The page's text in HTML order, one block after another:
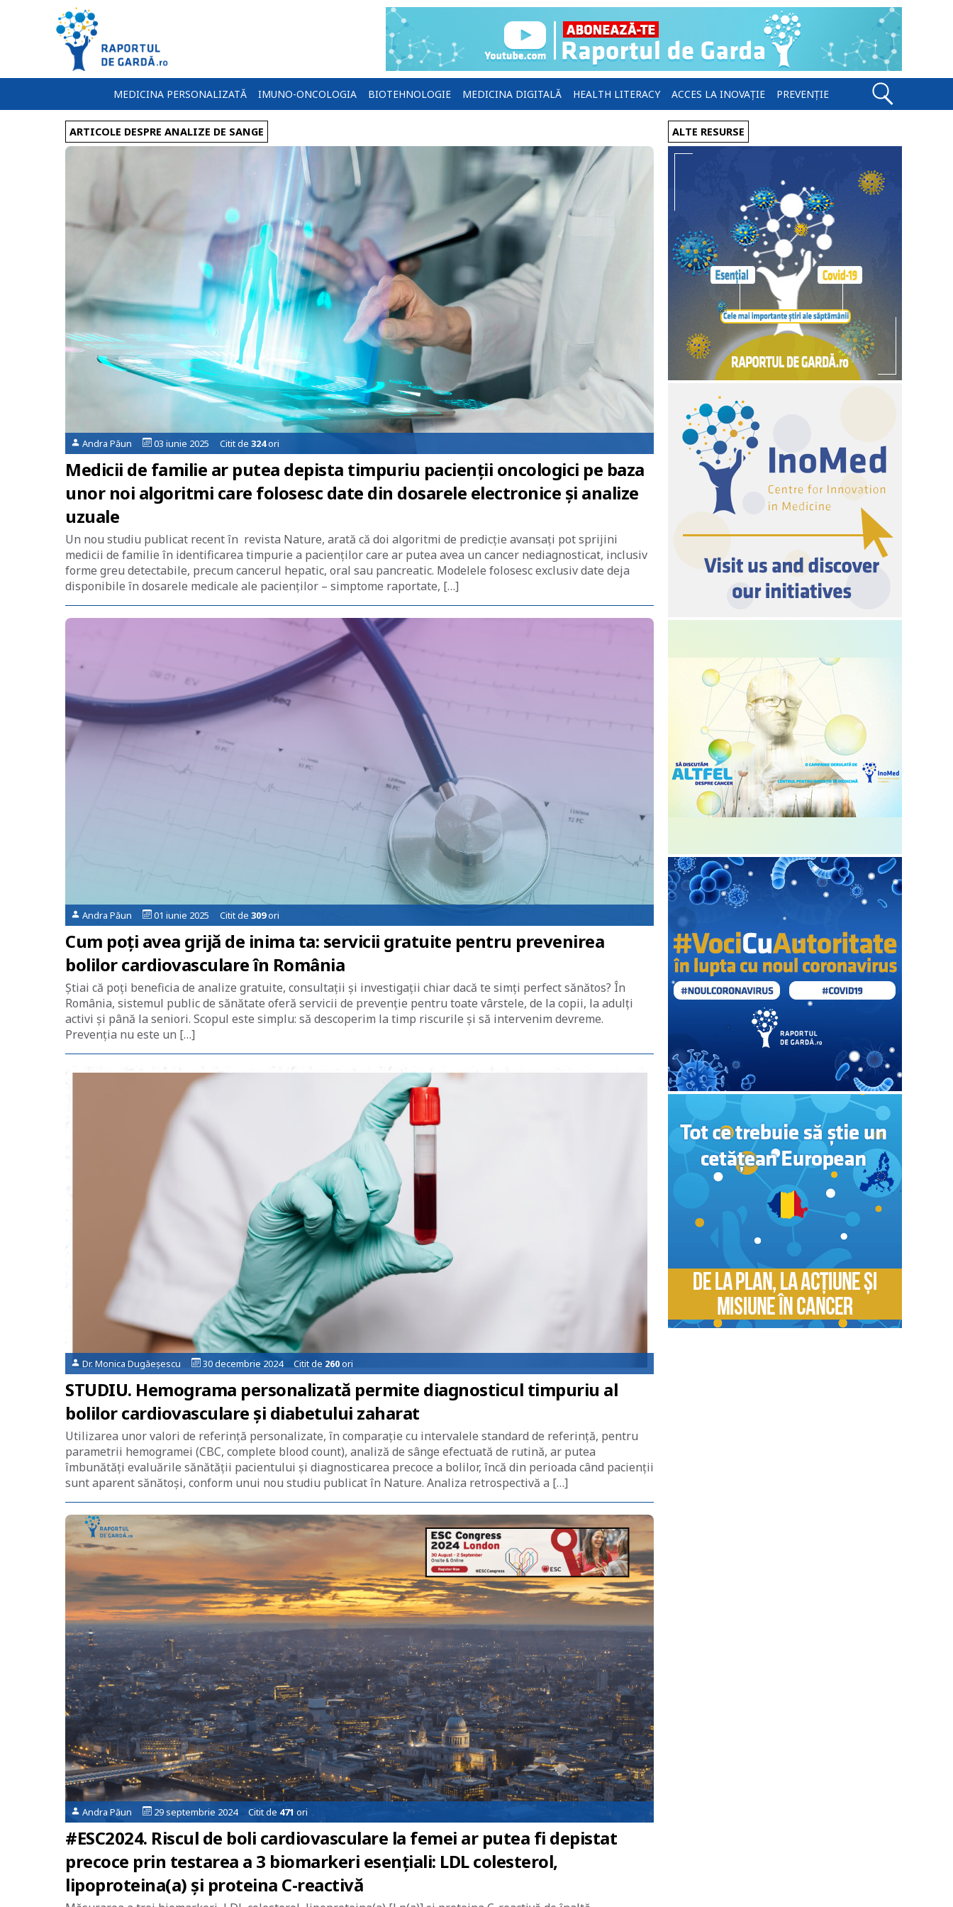
MEDICINA PERSONALIZATĂ IMUNO-ONCOLOGIA BIOTEHNOLOGIE MEDICINA DIGITALĂ HEALTH LITERACY ACCES LA INOVAȚIE PREVENȚIE
ARTICOLE DESPRE ANALIZE DE SANGE
Andra Păun 03 iunie 2025 Citit de 324ori
Medicii de familie ar putea depista timpuriu pacienții oncologici pe baza
unor noi algoritmi care folosesc date din dosarele electronice și analize
uzuale
Un nou studiu publicat recent în revista Nature, arată că doi algoritmi de predicție avansați pot sprijini
medicii de familie în identificarea timpurie a pacienților care ar putea avea un cancer nediagnosticat, inclusiv
forme greu detectabile, precum cancerul hepatic, oral sau pancreatic. Modelele folosesc exclusiv date deja
disponibile în dosarele medicale ale pacienților – simptome raportate, […]
Andra Păun 01 iunie 2025 Citit de 309ori
Cum poți avea grijă de inima ta: servicii gratuite pentru prevenirea
bolilor cardiovasculare în România
Știai că poți beneficia de analize gratuite, consultații și investigații chiar dacă te simți perfect sănătos? În
România, sistemul public de sănătate oferă servicii de prevenție pentru toate vârstele, de la copii, la adulți
activi și până la seniori. Scopul este simplu: să descoperim la timp riscurile și să intervenim devreme.
Prevenția nu este un […]
Dr. Monica Dugăeșescu 30 decembrie 2024 Citit de 260ori
STUDIU. Hemograma personalizată permite diagnosticul timpuriu al
bolilor cardiovasculare și diabetului zaharat
Utilizarea unor valori de referință personalizate, în comparaţie cu intervalele standard de referinţă, pentru
parametrii hemogramei (CBC, complete blood count), analiză de sânge efectuată de rutină, ar putea
îmbunătăți evaluările sănătății pacientului și diagnosticarea precoce a bolilor, încă din perioada când pacienții
sunt aparent sănătoși, conform unui nou studiu publicat în Nature. Analiza retrospectivă a […]
Andra Păun 29 septembrie 2024 Citit de 471 ori
#ESC2024. Riscul de boli cardiovasculare la femei ar putea fi depistat
precoce prin testarea a 3 biomarkeri esențiali: LDL colesterol,
lipoproteina(a) și proteina C-reactivă
ALTE RESURSE